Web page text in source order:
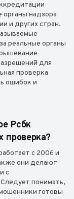
органы надзора
и других стран.
реальные органы
для
проверка
ошибок и
Рсбк
проверка?
с 2006 и
они делают
с
понимать,
готовы